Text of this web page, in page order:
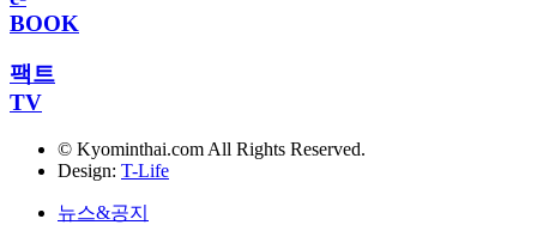
BOOK
팩트
TV
© Kyominthai.com All Rights Reserved.
Design: T-Life
뉴스&공지